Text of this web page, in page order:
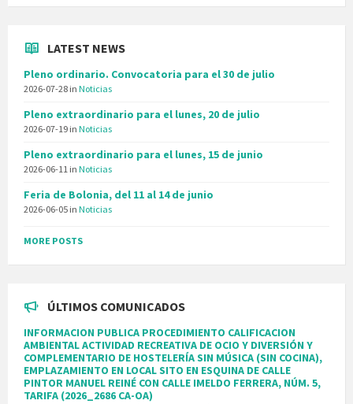
LATEST NEWS
Pleno ordinario. Convocatoria para el 30 de julio
2026-07-28 in Noticias
Pleno extraordinario para el lunes, 20 de julio
2026-07-19 in Noticias
Pleno extraordinario para el lunes, 15 de junio
2026-06-11 in Noticias
Feria de Bolonia, del 11 al 14 de junio
2026-06-05 in Noticias
MORE POSTS
ÚLTIMOS COMUNICADOS
INFORMACION PUBLICA PROCEDIMIENTO CALIFICACION
AMBIENTAL ACTIVIDAD RECREATIVA DE OCIO Y DIVERSIÓN Y
COMPLEMENTARIO DE HOSTELERÍA SIN MÚSICA (SIN COCINA),
EMPLAZAMIENTO EN LOCAL SITO EN ESQUINA DE CALLE
PINTOR MANUEL REINÉ CON CALLE IMELDO FERRERA, NÚM. 5,
TARIFA (2026_2686 CA-OA)